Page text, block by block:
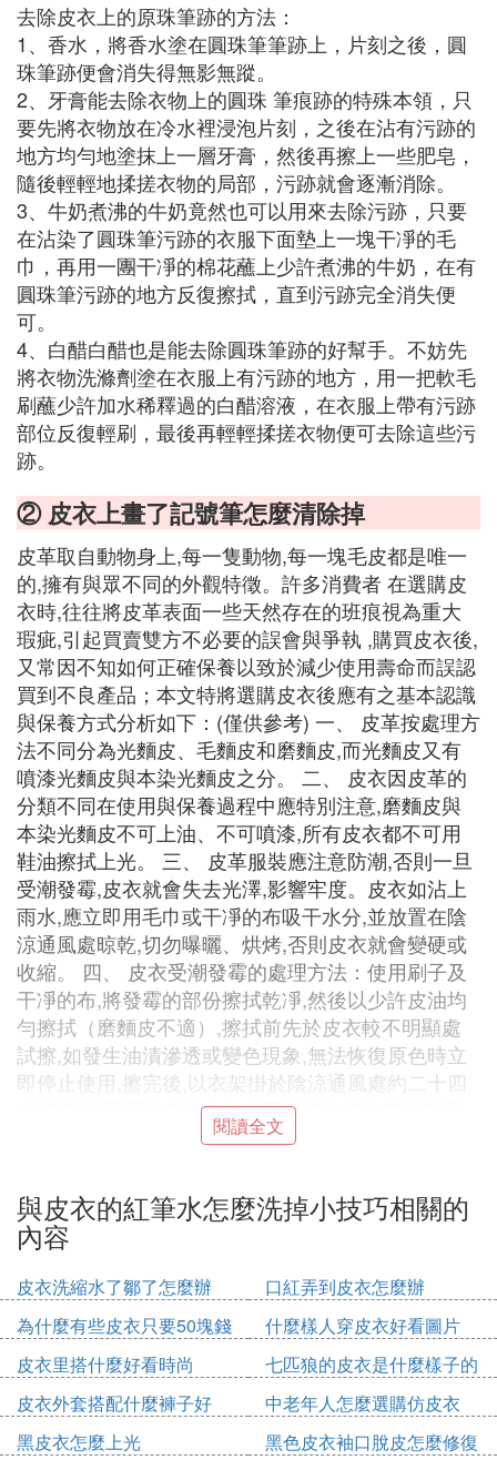
去除皮衣上的原珠筆跡的方法：
1、香水，將香水塗在圓珠筆筆跡上，片刻之後，圓
珠筆跡便會消失得無影無蹤。
2、牙膏能去除衣物上的圓珠 筆痕跡的特殊本領，只
要先將衣物放在冷水裡浸泡片刻，之後在沾有污跡的
地方均勻地塗抹上一層牙膏，然後再擦上一些肥皂，
隨後輕輕地揉搓衣物的局部，污跡就會逐漸消除。
3、牛奶煮沸的牛奶竟然也可以用來去除污跡，只要
在沾染了圓珠筆污跡的衣服下面墊上一塊干凈的毛
巾，再用一團干凈的棉花蘸上少許煮沸的牛奶，在有
圓珠筆污跡的地方反復擦拭，直到污跡完全消失便
可。
4、白醋白醋也是能去除圓珠筆跡的好幫手。不妨先
將衣物洗滌劑塗在衣服上有污跡的地方，用一把軟毛
刷蘸少許加水稀釋過的白醋溶液，在衣服上帶有污跡
部位反復輕刷，最後再輕輕揉搓衣物便可去除這些污
跡。
② 皮衣上畫了記號筆怎麼清除掉
皮革取自動物身上,每一隻動物,每一塊毛皮都是唯一
的,擁有與眾不同的外觀特徵。許多消費者 在選購皮
衣時,往往將皮革表面一些天然存在的班痕視為重大
瑕疵,引起買賣雙方不必要的誤會與爭執 ,購買皮衣後,
又常因不知如何正確保養以致於減少使用壽命而誤認
買到不良產品；本文特將選購皮衣後應有之基本認識
與保養方式分析如下：(僅供參考) 一、 皮革按處理方
法不同分為光麵皮、毛麵皮和磨麵皮,而光麵皮又有
噴漆光麵皮與本染光麵皮之分。 二、 皮衣因皮革的
分類不同在使用與保養過程中應特別注意,磨麵皮與
本染光麵皮不可上油、不可噴漆,所有皮衣都不可用
鞋油擦拭上光。 三、 皮革服裝應注意防潮,否則一旦
受潮發霉,皮衣就會失去光澤,影響牢度。皮衣如沾上
雨水,應立即用毛巾或干凈的布吸干水分,並放置在陰
涼通風處晾乾,切勿曝曬、烘烤,否則皮衣就會變硬或
收縮。 四、 皮衣受潮發霉的處理方法：使用刷子及
干凈的布,將發霉的部份擦拭乾凈,然後以少許皮油均
勻擦拭（磨麵皮不適）,擦拭前先於皮衣較不明顯處
試擦,如發生油漬滲透或變色現象,無法恢復原色時立
即停止使用,擦完後,以衣架掛於陰涼通風處約二十四
小時後,以干凈的布將皮衣表面殘留的皮油擦拭乾凈
即可。 五、 穿著皮衣應注意保護皮面,防止皮面被硬
塵油污可及時用乾的抹布或刷子處理即可；毛麵皮及
磨麵皮可使用菜瓜布（已用過的,避免使用新的）或
橡皮擦,對不潔之處進行擦拭,如果無法完全擦拭乾凈,
請交予專門店處理,並嚴禁使用皮油或其他化學葯品
處理。 六、 皮衣應防皺防折裂,收藏時應盡量避免折
疊與重壓。皮衣出現皺褶時可用非蒸氣熨斗（不可使
用蒸氣熨斗）,在皮衣上放一塊絲質或棉質裡布,以中
低溫度輕輕來回將皺褶熨平,禁止熨斗直接接觸皮革
表面。
閱讀全文
與皮衣的紅筆水怎麼洗掉小技巧相關的
內容
皮衣洗縮水了鄒了怎麼辦
口紅弄到皮衣怎麼辦
為什麼有些皮衣只要50塊錢
什麼樣人穿皮衣好看圖片
皮衣里搭什麼好看時尚
七匹狼的皮衣是什麼樣子的
皮衣外套搭配什麼褲子好
中老年人怎麼選購仿皮衣
黑皮衣怎麼上光
黑色皮衣袖口脫皮怎麼修復